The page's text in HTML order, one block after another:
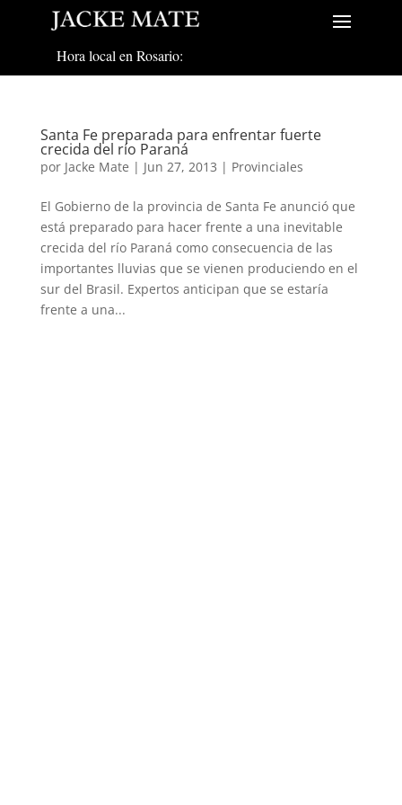
Hora local en Rosario:
Santa Fe preparada para enfrentar fuerte
crecida del río Paraná
por Jacke Mate | Jun 27, 2013 | Provinciales
El Gobierno de la provincia de Santa Fe anunció que
está preparado para hacer frente a una inevitable
crecida del río Paraná como consecuencia de las
importantes lluvias que se vienen produciendo en el
sur del Brasil. Expertos anticipan que se estaría
frente a una...